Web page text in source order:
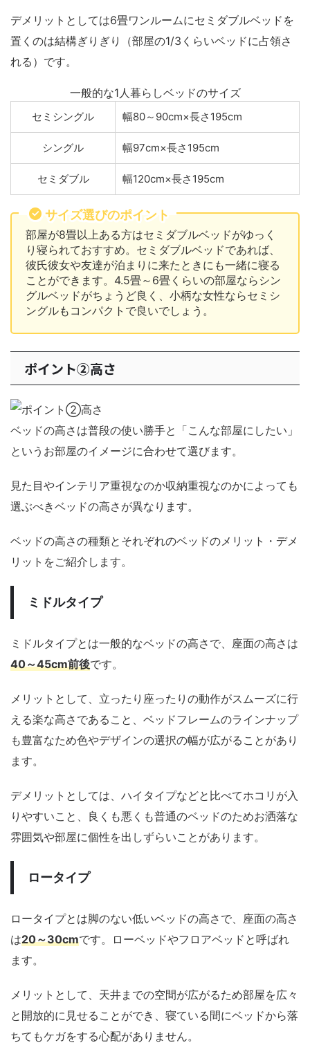
デメリットとしては6畳ワンルームにセミダブルベッドを
置くのは結構ぎりぎり（部屋の1/3くらいベッドに占領さ
れる）です。
一般的な1人暮らしベッドのサイズ
セミシングル 幅80～90cm×長さ195cm
シングル 幅97cm×長さ195cm
セミダブル 幅120cm×長さ195cm
サイズ選びのポイント
部屋が8畳以上ある方はセミダブルベッドがゆっく
り寝られておすすめ。セミダブルベッドであれば、
彼氏彼女や友達が泊まりに来たときにも一緒に寝る
ことができます。4.5畳～6畳くらいの部屋ならシン
グルベッドがちょうど良く、小柄な女性ならセミシ
ングルもコンパクトで良いでしょう。
ポイント②高さ
ベッドの高さは普段の使い勝手と「こんな部屋にしたい」
というお部屋のイメージに合わせて選びます。
見た目やインテリア重視なのか収納重視なのかによっても
選ぶべきベッドの高さが異なります。
ベッドの高さの種類とそれぞれのベッドのメリット・デメ
リットをご紹介します。
ミドルタイプ
ミドルタイプとは一般的なベッドの高さで、座面の高さは
40～45cm前後です。
メリットとして、立ったり座ったりの動作がスムーズに行
える楽な高さであること、ベッドフレームのラインナップ
も豊富なため色やデザインの選択の幅が広がることがあり
ます。
デメリットとしては、ハイタイプなどと比べてホコリが入
りやすいこと、良くも悪くも普通のベッドのためお洒落な
雰囲気や部屋に個性を出しずらいことがあります。
ロータイプ
ロータイプとは脚のない低いベッドの高さで、座面の高さ
は20～30cmです。ローベッドやフロアベッドと呼ばれ
ます。
メリットとして、天井までの空間が広がるため部屋を広々
と開放的に見せることができ、寝ている間にベッドから落
ちてもケガをする心配がありません。